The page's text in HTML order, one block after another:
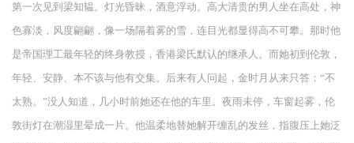
第一次见到梁知韫。灯光昏昧，酒意浮动。高大清贵的男人坐在高处，神
色寡淡，风度翩翩，像一场隔着雾的雪，连目光都显得高不可攀。那时他
是帝国理工最年轻的终身教授，香港梁氏默认的继承人。而她初到伦敦，
年轻、安静、本不该与他有交集。后来有人问起，金时月从来只答：“不
太熟。”没人知道，几小时前她还在他的车里。夜雨未停，车窗起雾，伦
敦街灯在潮湿里晕成一片。他温柔地替她解开缠乱的发丝，指腹压上她泛